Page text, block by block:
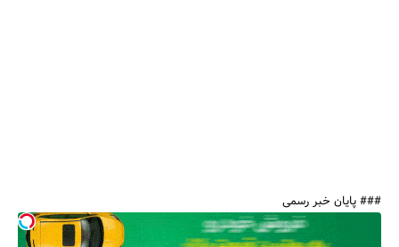
### پایان خبر رسمی